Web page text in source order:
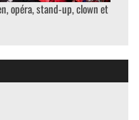
opéra, stand-up, clown et